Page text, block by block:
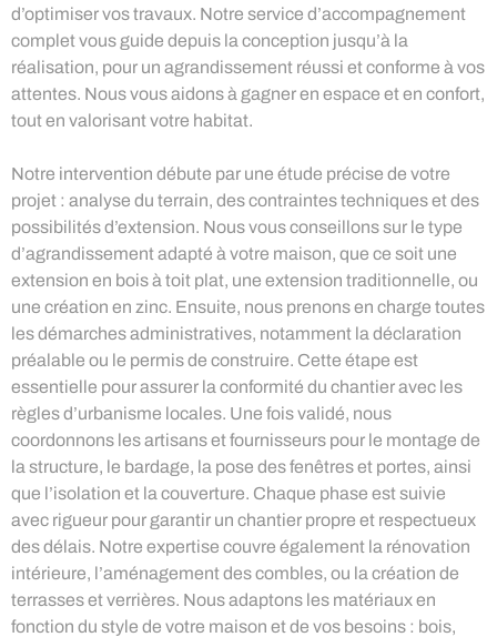
d’optimiser vos travaux. Notre service d’accompagnement
complet vous guide depuis la conception jusqu’à la
réalisation, pour un agrandissement réussi et conforme à vos
attentes. Nous vous aidons à gagner en espace et en confort,
tout en valorisant votre habitat.
Notre intervention débute par une étude précise de votre
projet : analyse du terrain, des contraintes techniques et des
possibilités d’extension. Nous vous conseillons sur le type
d’agrandissement adapté à votre maison, que ce soit une
extension en bois à toit plat, une extension traditionnelle, ou
une création en zinc. Ensuite, nous prenons en charge toutes
les démarches administratives, notamment la déclaration
préalable ou le permis de construire. Cette étape est
essentielle pour assurer la conformité du chantier avec les
règles d’urbanisme locales. Une fois validé, nous
coordonnons les artisans et fournisseurs pour le montage de
la structure, le bardage, la pose des fenêtres et portes, ainsi
que l’isolation et la couverture. Chaque phase est suivie
avec rigueur pour garantir un chantier propre et respectueux
des délais. Notre expertise couvre également la rénovation
intérieure, l’aménagement des combles, ou la création de
terrasses et verrières. Nous adaptons les matériaux en
fonction du style de votre maison et de vos besoins : bois,